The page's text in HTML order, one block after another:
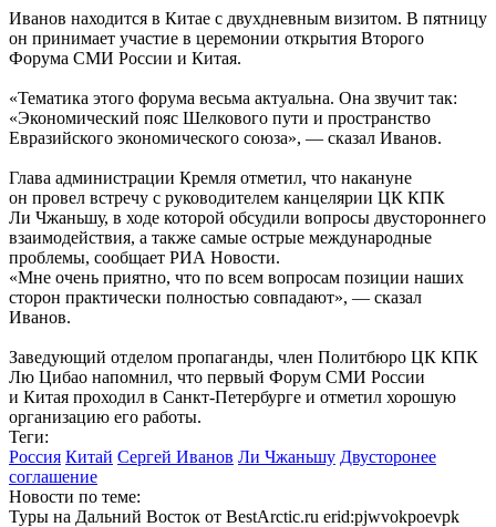
Иванов находится в Китае с двухдневным визитом. В пятницу
он принимает участие в церемонии открытия Второго
Форума СМИ России и Китая.
«Тематика этого форума весьма актуальна. Она звучит так:
«Экономический пояс Шелкового пути и пространство
Евразийского экономического союза», — сказал Иванов.
Глава администрации Кремля отметил, что накануне
он провел встречу с руководителем канцелярии ЦК КПК
Ли Чжаньшу, в ходе которой обсудили вопросы двустороннего
взаимодействия, а также самые острые международные
проблемы, сообщает РИА Новости.
«Мне очень приятно, что по всем вопросам позиции наших
сторон практически полностью совпадают», — сказал
Иванов.
Заведующий отделом пропаганды, член Политбюро ЦК КПК
Лю Цибао напомнил, что первый Форум СМИ России
и Китая проходил в Санкт-Петербурге и отметил хорошую
организацию его работы.
Теги:
Россия Китай Сергей Иванов Ли Чжаньшу Двусторонее
соглашение
Новости по теме:
Туры на Дальний Восток от BestArctic.ru erid:pjwvokpoevpk